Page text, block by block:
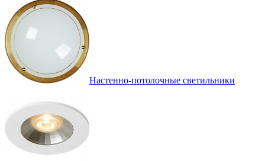
Настенно-потолочные светильники